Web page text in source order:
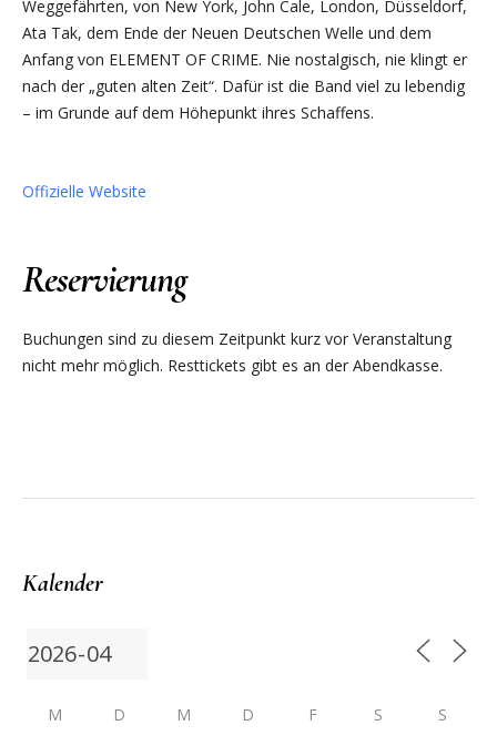
Weggefährten, von New York, John Cale, London, Düsseldorf,
Ata Tak, dem Ende der Neuen Deutschen Welle und dem
Anfang von ELEMENT OF CRIME. Nie nostalgisch, nie klingt er
nach der „guten alten Zeit“. Dafür ist die Band viel zu lebendig
– im Grunde auf dem Höhepunkt ihres Schaffens.
Offizielle Website
Reservierung
Buchungen sind zu diesem Zeitpunkt kurz vor Veranstaltung
nicht mehr möglich. Resttickets gibt es an der Abendkasse.
Kalender
M D M D F S S